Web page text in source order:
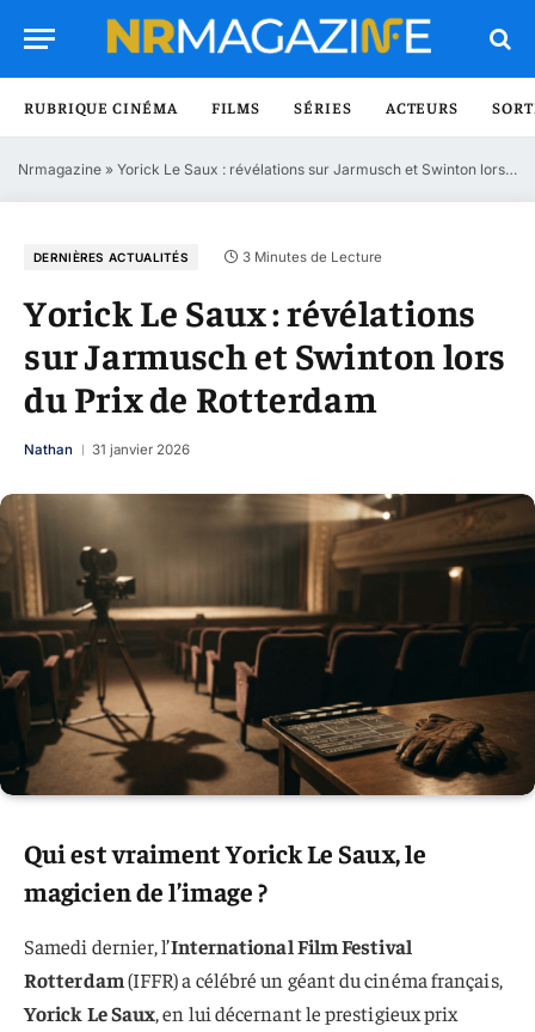
RUBRIQUE CINÉMA FILMS SÉRIES ACTEURS
Nrmagazine » Yorick Le Saux : révélations sur Jarmusch et Swinton lors du Prix de Rotterdam
DERNIÈRES ACTUALITÉS 3 Minutes de Lecture
Yorick Le Saux : révélations
sur Jarmusch et Swinton lors
du Prix de Rotterdam
Nathan 31 janvier 2026
Qui est vraiment Yorick Le Saux, le
magicien de l’image ?
Samedi dernier, l’International Film Festival
Rotterdam(IFFR) a célébré un géant du cinéma français,
Yorick Le Saux, en lui décernant le prestigieux prix